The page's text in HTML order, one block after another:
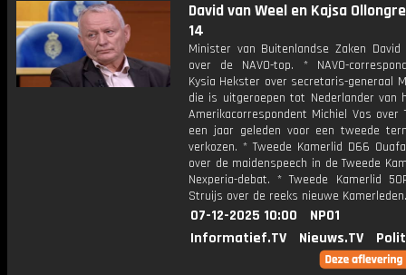
David van Weel en Kajsa
14
Minister van Buitenlandse Zaken David
over de NAVO-top. * NAVO-
Kysia Hekster over secretaris-generaal
die is uitgeroepen tot Nederlander van
Amerikacorrespondent Michiel Vos over
een jaar geleden voor een tweede
verkozen. * Tweede Kamerlid D66
over de maidenspeech in de Tweede
Nexperia-debat. * Tweede Kamerlid
Struijs over de reeks nieuwe Kamerleden.
07-12-2025 10:00
NPO1
Informatief.TV
Nieuws.TV